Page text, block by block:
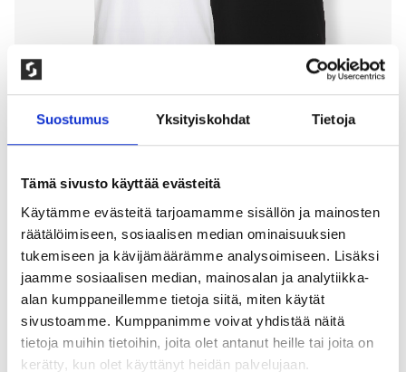
Suostumus Yksityiskohdat Tietoja
Tämä sivusto käyttää evästeitä
Käytämme evästeitä tarjoamamme sisällön ja mainosten
räätälöimiseen, sosiaalisen median ominaisuuksien
tukemiseen ja kävijämäärämme analysoimiseen. Lisäksi
jaamme sosiaalisen median, mainosalan ja analytiikka-
alan kumppaneillemme tietoja siitä, miten käytät
sivustoamme. Kumppanimme voivat yhdistää näitä
tietoja muihin tietoihin, joita olet antanut heille tai joita on
kerätty, kun olet käyttänyt heidän palvelujaan.
2-PAKKAUS KLASSINEN T-PAITA,
MUSTA & VALKOINEN – MIEHET
200,00kr
Hyvälaatuinen miesten t-paita pyöreällä pääntiellä.
Vahvistettu niskasauma. Klassinen suora malli. 100%